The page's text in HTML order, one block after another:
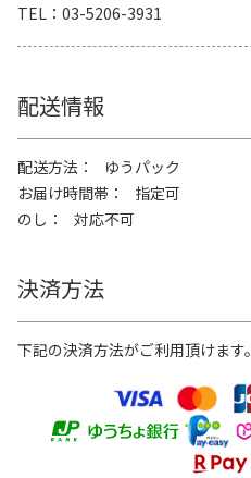
TEL
03-5206-3931
配送情報
配送方法
ゆうパック
お届け時間帯
指定可
のし
対応不可
決済方法
下記の決済方法がご利用頂けます。